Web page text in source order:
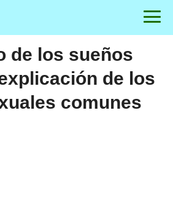
de los sueños
de los
comunes